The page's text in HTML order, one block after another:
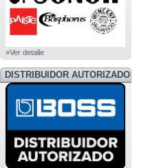
»Ver detalle
DISTRIBUIDOR AUTORIZADO
BOSS